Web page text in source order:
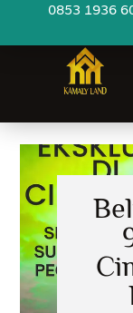
0853 1936